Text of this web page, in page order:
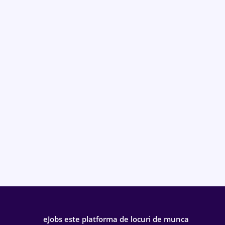
eJobs este platforma de locuri de munca